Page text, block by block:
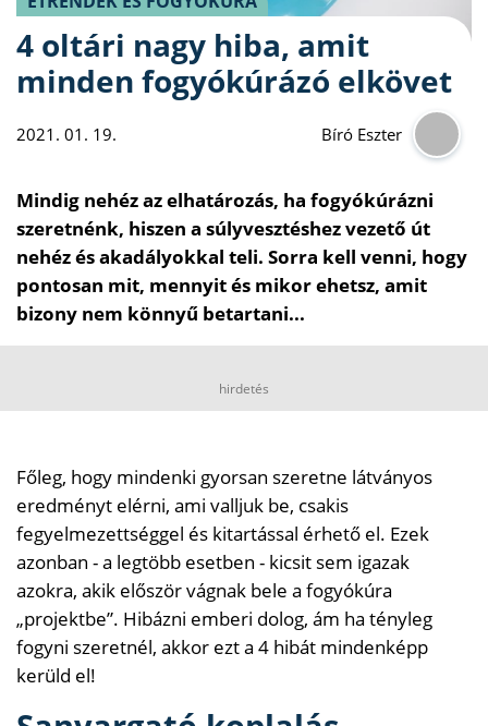
4 oltári nagy hiba, amit
minden fogyókúrázó elkövet
2021. 01. 19. Bíró Eszter
Mindig nehéz az elhatározás, ha fogyókúrázni
szeretnénk, hiszen a súlyvesztéshez vezető út
nehéz és akadályokkal teli. Sorra kell venni, hogy
pontosan mit, mennyit és mikor ehetsz, amit
bizony nem könnyű betartani...
hirdetés
Főleg, hogy mindenki gyorsan szeretne látványos
eredményt elérni, ami valljuk be, csakis
fegyelmezettséggel és kitartással érhető el. Ezek
azonban - a legtöbb esetben - kicsit sem igazak
azokra, akik először vágnak bele a fogyókúra
„projektbe”. Hibázni emberi dolog, ám ha tényleg
fogyni szeretnél, akkor ezt a 4 hibát mindenképp
kerüld el!